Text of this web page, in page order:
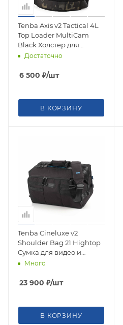
Tenba Axis v2 Tactical 4L
Top Loader MultiCam
Black Холстер для
фотоаппарата 637-751
Достаточно
6 500 ₽/шт
В КОРЗИНУ
Tenba Cineluxe v2
Shoulder Bag 21 Hightop
Сумка для видео и
фототехники 637-525
Много
23 900 ₽/шт
В КОРЗИНУ